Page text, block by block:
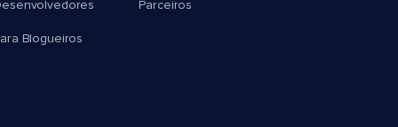
Blogueiros
Parceiros